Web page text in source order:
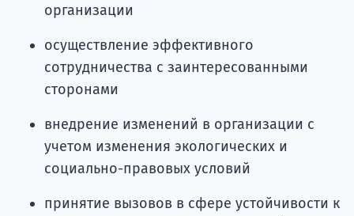
организации
осуществление эффективного
сотрудничества с заинтересованными
сторонами
внедрение изменений в организации с
учетом изменения экологических и
социально-правовых условий
принятие вызовов в сфере устойчивости к